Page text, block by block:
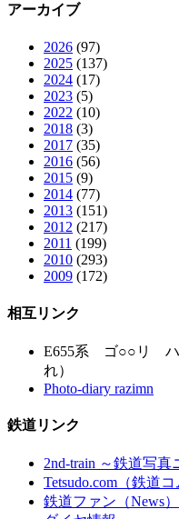
アーカイブ
2026 (97)
2025 (137)
2024 (17)
2023 (5)
2022 (10)
2018 (3)
2017 (35)
2016 (56)
2015 (9)
2014 (77)
2013 (151)
2012 (217)
2011 (199)
2010 (293)
2009 (172)
相互リンク
E655系 ゴ○○リ ハ
れ）
Photo-diary razimn
鉄道リンク
2nd-train ～鉄道写真
Tetsudo.com（鉄道コ
鉄道ファン（News）